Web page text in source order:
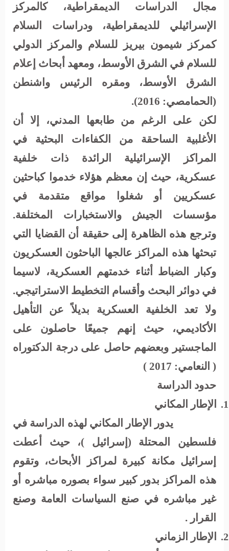
مجال الدراسات الديمقراطية، كالمركز
الإسرائيلي للديمقراطية، ودراسات السلام
كمركز شيمون بيريز للسلام والمركز الدولي
للسلام في الشرق الأوسط، ومعهد أبحاث إعلام
الشرق الأوسط، ومقره الرئيس واشنطن
(الحمامصي: 2016
).
لكن على الرغم من طابعها المدني، إلا أن
الأغلبية الساحقة من الكفاءات البحثية في
المراكز الإسرائيلية الرائدة ذات خلفية
عسكرية، حيث إن معظم هؤلاء خدموا كباحثين
عسكريين أو شغلوا مواقع متقدمة في
مؤسسات الجيش والاستخبارات المختلفة.
وترجع هذه الظاهرة إلى حقيقة أن القضايا التي
تبحثها هذه المراكز عالجها الباحثون العسكريون
وكبار الضباط أثناء خدمتهم العسكرية، لاسيما
في دوائر البحث وأقسام التخطيط الاستراتيجي.
ولا تعد الخلفية العسكرية بديلاً عن التأهيل
الأكاديمي، حيث إنهم جميعًا حاصلون على
الماجستير وبعضهم حاصل على درجة الدكتوراه
( النعامي: 2017 )
حدود الدراسة
1.
الإطار المكاني
يدور الإطار المكاني لهذه الدراسة في
فلسطين المحتلة (إسرائيل )، حيث أعطت
إسرائيل مكانة كبيرة لمراكز الأبحاث، وتقوم
هذه المراكز بدور كبير سواء بصوره مباشره أو
غير مباشره في صنع السياسات العامة وصنع
القرار .
2.
الإطار الزماني